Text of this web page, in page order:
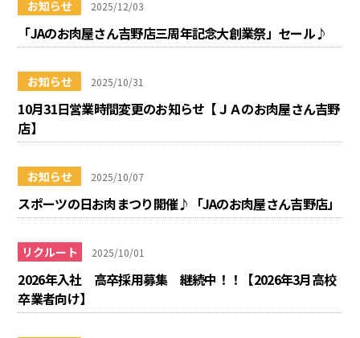
お知らせ 2025/12/03
「JAのお肉屋さん吉野店三周年記念大創業祭」セール♪
お知らせ 2025/10/31
10月31日営業時間変更のお知らせ【ＪＡのお肉屋さん吉野
店】
お知らせ 2025/10/07
スポーツの日お肉まつり開催♪「JAのお肉屋さん吉野店」
リクルート 2025/10/01
2026年入社 高卒採用募集 継続中！！【2026年3月高校
卒業者向け】